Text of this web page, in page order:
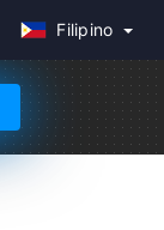
Filipino